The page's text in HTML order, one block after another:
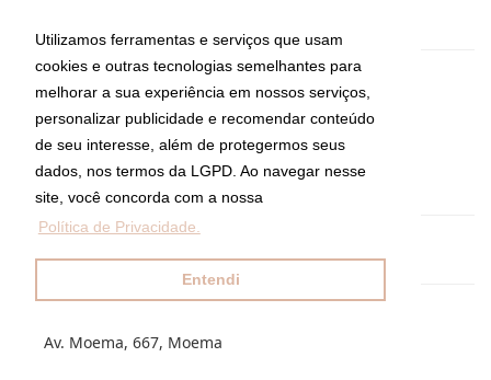
Utilizamos ferramentas e serviços que usam
cookies e outras tecnologias semelhantes para
melhorar a sua experiência em nossos serviços,
personalizar publicidade e recomendar conteúdo
de seu interesse, além de protegermos seus
dados, nos termos da LGPD. Ao navegar nesse
site, você concorda com a nossa
Política de Privacidade.
Entendi
CRECI: 8794-J
Informações de Contato
(11) 5052-3907
Av. Moema, 667, Moema